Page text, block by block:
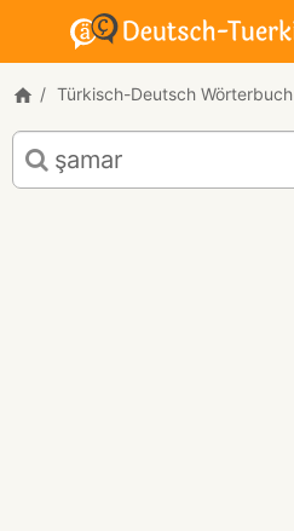
Türkisch-Deutsch Wörterbuch
Türkisch-
Deutsch
Übersetzung